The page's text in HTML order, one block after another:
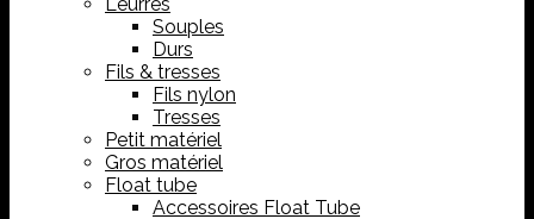
Souples
Durs
Fils & tresses
Fils nylon
Tresses
Petit matériel
Gros matériel
Float tube
Accessoires Float Tube